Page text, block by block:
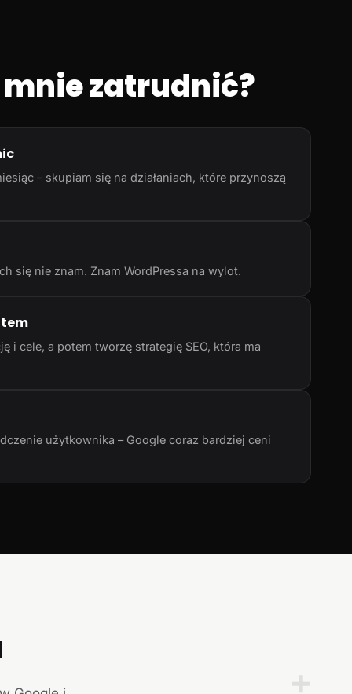
zatrudnić?
– skupiam się na działaniach, które przynoszą
się nie znam. Znam WordPressa na wylot.
i cele, a potem tworzę strategię SEO, która ma
użytkownika – Google coraz bardziej ceni
+